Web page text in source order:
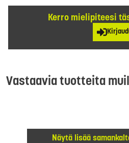
Kerro mielipiteesi
Vastaavia tuotteita
Näytä lisää